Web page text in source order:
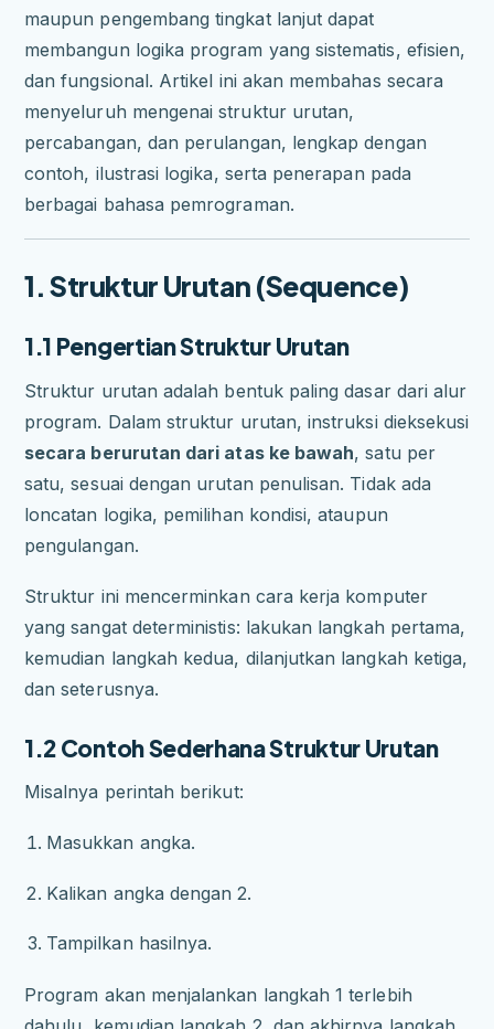
maupun pengembang tingkat lanjut dapat
membangun logika program yang sistematis, efisien,
dan fungsional. Artikel ini akan membahas secara
menyeluruh mengenai struktur urutan,
percabangan, dan perulangan, lengkap dengan
contoh, ilustrasi logika, serta penerapan pada
berbagai bahasa pemrograman.
1. Struktur Urutan (Sequence)
1.1 Pengertian Struktur Urutan
Struktur urutan adalah bentuk paling dasar dari alur
program. Dalam struktur urutan, instruksi dieksekusi
secara berurutan dari atas ke bawah, satu per
satu, sesuai dengan urutan penulisan. Tidak ada
loncatan logika, pemilihan kondisi, ataupun
pengulangan.
Struktur ini mencerminkan cara kerja komputer
yang sangat deterministis: lakukan langkah pertama,
kemudian langkah kedua, dilanjutkan langkah ketiga,
dan seterusnya.
1.2 Contoh Sederhana Struktur Urutan
Misalnya perintah berikut:
Masukkan angka.
Kalikan angka dengan 2.
Tampilkan hasilnya.
Program akan menjalankan langkah 1 terlebih